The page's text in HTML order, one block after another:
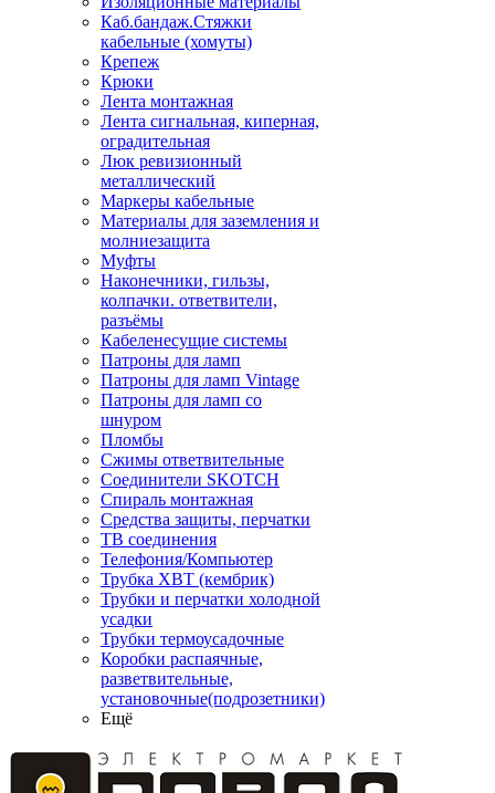
Каб.бандаж.Стяжки
кабельные (хомуты)
Крепеж
Крюки
Лента монтажная
Лента сигнальная, киперная,
оградительная
Люк ревизионный
металлический
Маркеры кабельные
Материалы для заземления и
молниезащита
Муфты
Наконечники, гильзы,
колпачки. ответвители,
разъёмы
Кабеленесущие системы
Патроны для ламп
Патроны для ламп Vintage
Патроны для ламп со
шнуром
Пломбы
Сжимы ответвительные
Соединители SKOTCH
Спираль монтажная
Средства защиты, перчатки
ТВ соединения
Телефония/Компьютер
Трубка ХВТ (кембрик)
Трубки и перчатки холодной
усадки
Трубки термоусадочные
Коробки распаячные,
разветвительные,
установочные(подрозетники)
Ещё